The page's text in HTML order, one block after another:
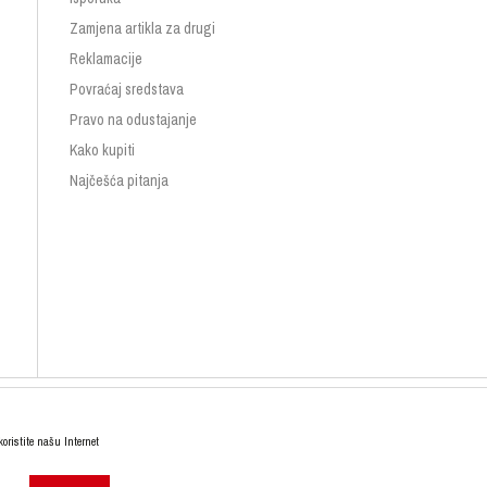
Zamjena artikla za drugi
Reklamacije
Povraćaj sredstava
Pravo na odustajanje
Kako kupiti
Najčešća pitanja
našu Internet